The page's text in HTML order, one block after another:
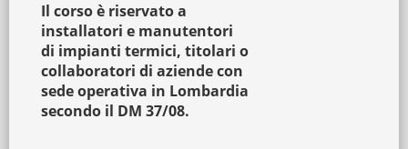
Il corso è riservato a
installatori e manutentori
di impianti termici, titolari o
collaboratori di aziende con
sede operativa in Lombardia
secondo il DM 37/08.